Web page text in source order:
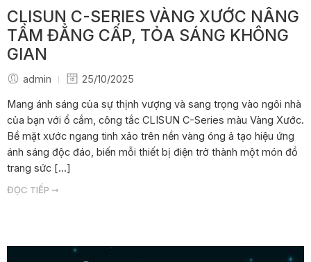
CLISUN C-SERIES VÀNG XƯỚC NÂNG
TẦM ĐẲNG CẤP, TỎA SÁNG KHÔNG
GIAN
admin 25/10/2025
Mang ánh sáng của sự thịnh vượng và sang trọng vào ngôi nhà
của bạn với ổ cắm, công tắc CLISUN C-Series màu Vàng Xước.
Bề mặt xước ngang tinh xảo trên nền vàng óng ả tạo hiệu ứng
ánh sáng độc đáo, biến mỗi thiết bị điện trở thành một món đồ
trang sức […]
ĐỌC TIẾP ➞